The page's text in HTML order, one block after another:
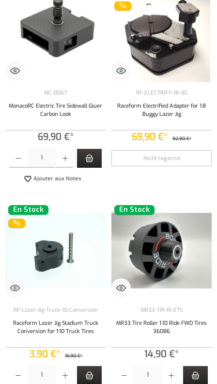
MC-0067
MonacoRC Electric Tire Sidewall Gluer
Carbon Look
69,90 €*
Quantité de produit : Entrez la quantité souhaitée ou utilisez les boutons pour augmenter
Ajouter aux Notes
%
RF-ELECTRIFY-18-JIG
Raceform Electrified Adapter for 1:8
Buggy Lazer Jig
69,90 €* 92,90 €*
Nicht lagernd
En Stock
%
RF-Lazer-Jig-Truck-10-Conversion
Raceform Lazer Jig Stadium Truck
Conversion for 1:10 Truck Tires
3,90 €* 15,90 €*
En Stock
MR33-TIR-RI-ETS
MR33 Tire Roller 1:10 Ride FWD Tires
36086
14,90 €*